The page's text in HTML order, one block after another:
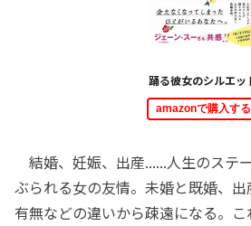
踊る彼女のシルエッ
amazonで購入する
結婚、妊娠、出産......人生のステ
ぶられる女の友情。未婚と既婚、
有無などの違いから疎遠になる。